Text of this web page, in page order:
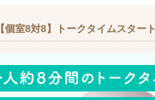
【個室8対8】トークタイムスタート